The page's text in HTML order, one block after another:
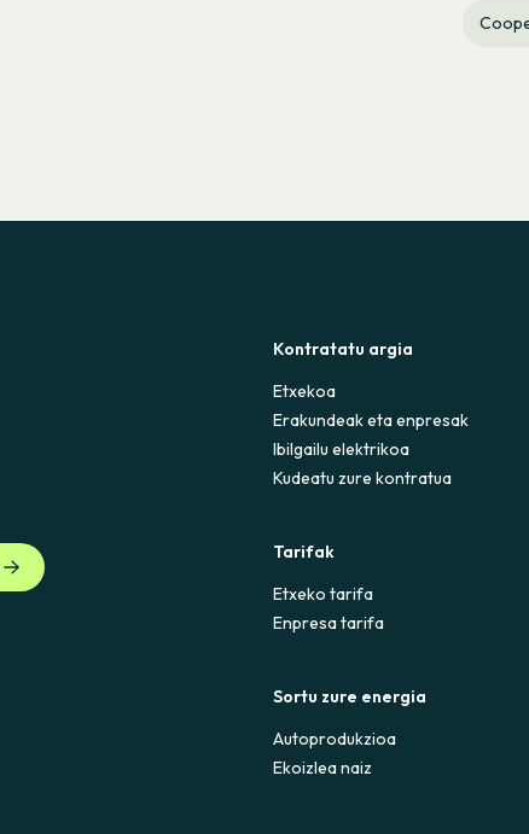
Kontratatu argia
Etxekoa
Erakundeak eta enpresak
Ibilgailu elektrikoa
Kudeatu zure kontratua
Tarifak
Etxeko tarifa
Enpresa tarifa
Sortu zure energia
Autoprodukzioa
Ekoizlea naiz